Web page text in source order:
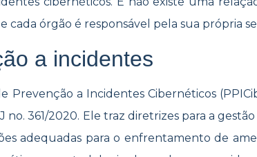
cada órgão é responsável pela sua própria
a incidentes
Prevenção a Incidentes Cibernéticos
no. 361/2020. Ele traz diretrizes para a
adequadas para o enfrentamento de